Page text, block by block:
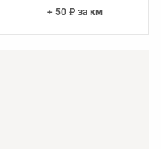
+ 50 ₽ за км